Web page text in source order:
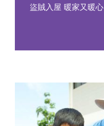
盜賊入屋 暖家又暖心